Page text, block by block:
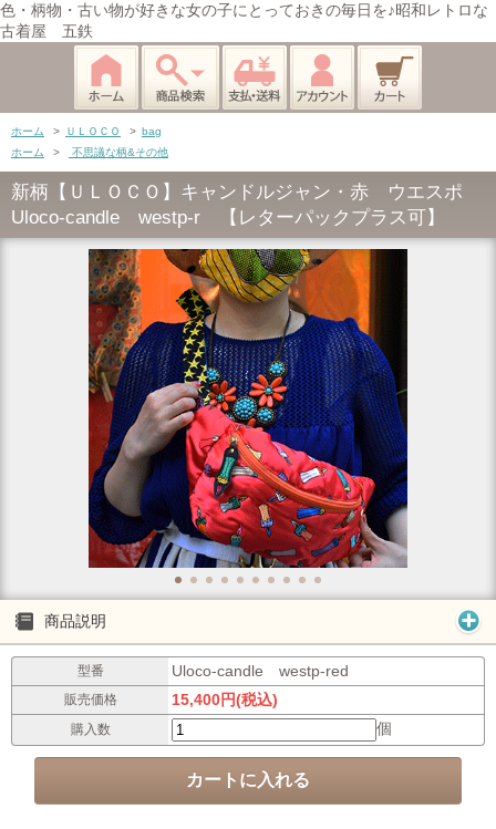
色・柄物・古い物が好きな女の子にとっておきの毎日を♪昭和レトロな
古着屋 五鉄
ホーム > ＵＬＯＣＯ > bag
ホーム
> 不思議な柄&その他
新柄【ＵＬＯＣＯ】キャンドルジャン・赤 ウエスポ
Uloco-candle westp-r 【レターパックプラス可】
商品説明
型番 Uloco-candle westp-red
販売価格 15,400円(税込)
購入数 個